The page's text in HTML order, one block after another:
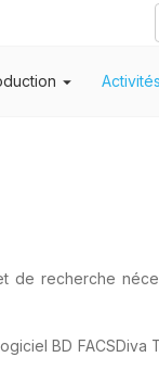
recherche
BD FACSDiva